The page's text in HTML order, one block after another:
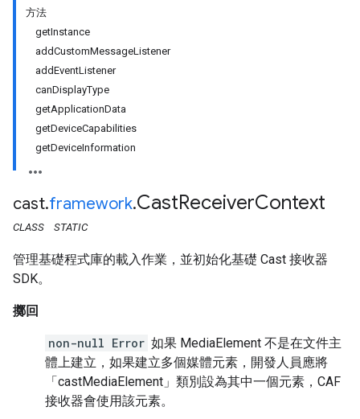
方法
getInstance
addCustomMessageListener
addEventListener
canDisplayType
getApplicationData
getDeviceCapabilities
getDeviceInformation
cast.framework.CastReceiverContext
CLASS STATIC
管理基礎程式庫的載入作業，並初始化基礎 Cast 接收器
SDK。
擲回
non-null Error 如果 MediaElement 不是在文件主
體上建立，如果建立多個媒體元素，開發人員應將
「castMediaElement」類別設為其中一個元素，CAF
接收器會使用該元素。